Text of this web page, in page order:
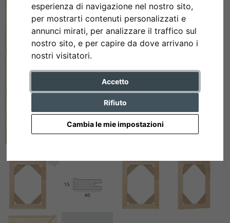
esperienza di navigazione nel nostro sito,
per mostrarti contenuti personalizzati e
annunci mirati, per analizzare il traffico sul
nostro sito, e per capire da dove arrivano i
nostri visitatori.
Accetto
Rifiuto
Cambia le mie impostazioni
Indietro